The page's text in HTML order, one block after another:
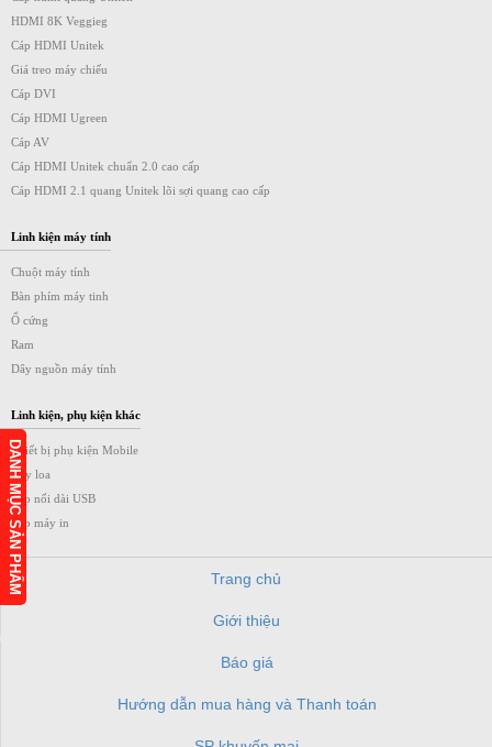
HDMI 8K Veggieg
Cáp HDMI Unitek
Giá treo máy chiếu
Cáp DVI
Cáp HDMI Ugreen
Cáp AV
Cáp HDMI Unitek chuẩn 2.0 cao cấp
Cáp HDMI 2.1 quang Unitek lõi sợi quang cao cấp
Linh kiện máy tính
Chuột máy tính
Bàn phím máy tinh
Ổ cứng
Ram
Dây nguồn máy tính
Linh kiện, phụ kiện khác
Thiết bị phụ kiện Mobile
Dây loa
Cáp nối dài USB
Cáp máy in
Trang chủ
Giới thiệu
Báo giá
Hướng dẫn mua hàng và Thanh toán
DANH MỤC SẢN PHẨM